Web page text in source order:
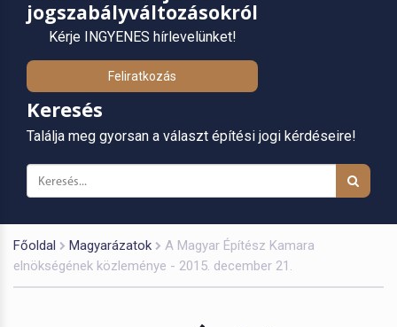
jogszabályváltozásokról
Kérje INGYENES hírlevelünket!
Feliratkozás
Keresés
Találja meg gyorsan a választ építési jogi kérdéseire!
Főoldal Magyarázatok
A Magyar Építész Kamara
elnökségének közleménye - 2015. december 21.